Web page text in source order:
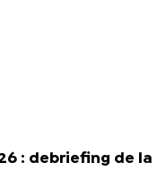
: debriefing de la